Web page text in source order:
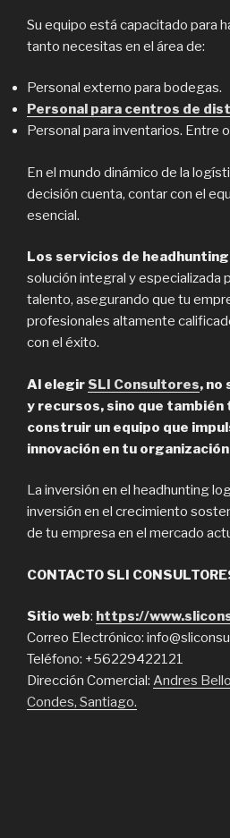
Su equipo está capacitado para
tanto necesitas en el área de:
Personal externo para bodegas.
Personal para centros de
Personal para inventarios. Entre
En el mundo dinámico de la
decisión cuenta, contar con el
esencial.
Los servicios de
solución integral y especializada
talento, asegurando que tu
profesionales altamente
con el éxito.
Al elegir SLI Consultores, no
y recursos, sino que también
construir un equipo que
innovación en tu
La inversión en el headhunting
inversión en el crecimiento
de tu empresa en el mercado
CONTACTO SLI
Sitio web: https://
Correo Electrónico:
Teléfono: +56229422121
Dirección Comercial: Andres
Condes, Santiago.